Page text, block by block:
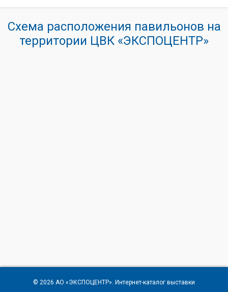
Схема расположения павильонов на
территории ЦВК «ЭКСПОЦЕНТР»
© 2026 АО «ЭКСПОЦЕНТР». Интернет-каталог выставки